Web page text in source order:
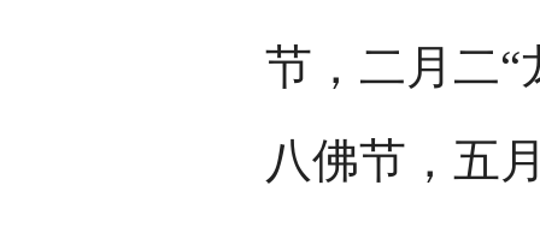
节，二月二“
八佛节，五